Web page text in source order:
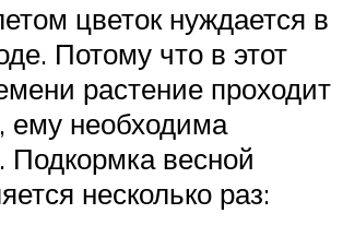
цветок нуждается в
Потому что в этот
растение проходит
ему необходима
Подкормка весной
несколько раз: